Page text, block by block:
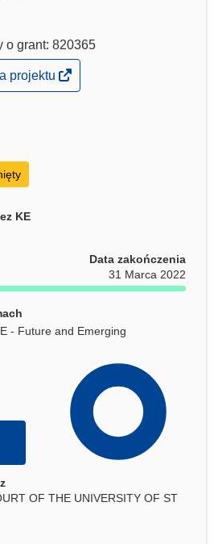
o grant: 820365
projektu
KE
Data zakończenia
31 Marca 2022
- Future and Emerging
OF THE UNIVERSITY OF ST